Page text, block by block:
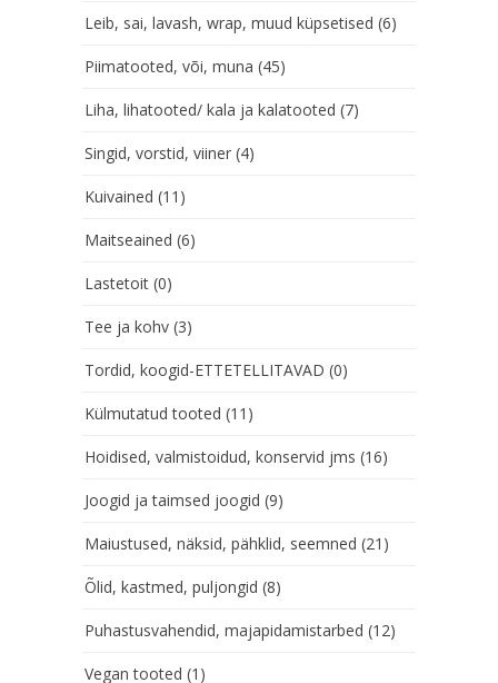
Leib, sai, lavash, wrap, muud küpsetised (6)
Piimatooted, või, muna (45)
Liha, lihatooted/ kala ja kalatooted (7)
Singid, vorstid, viiner (4)
Kuivained (11)
Maitseained (6)
Lastetoit (0)
Tee ja kohv (3)
Tordid, koogid-ETTETELLITAVAD (0)
Külmutatud tooted (11)
Hoidised, valmistoidud, konservid jms (16)
Joogid ja taimsed joogid (9)
Maiustused, näksid, pähklid, seemned (21)
Õlid, kastmed, puljongid (8)
Puhastusvahendid, majapidamistarbed (12)
Vegan tooted (1)